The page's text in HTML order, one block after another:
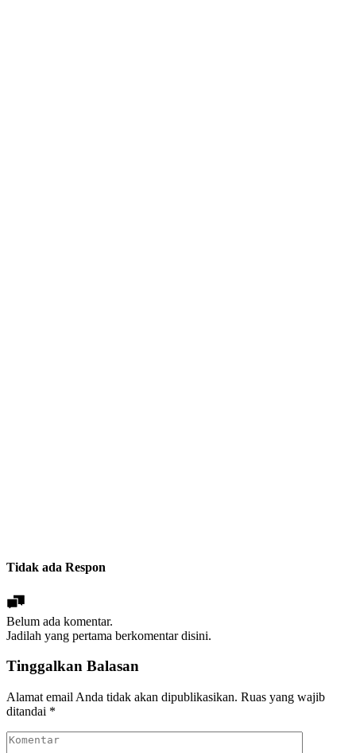
Tidak ada Respon
Belum ada komentar.
Jadilah yang pertama berkomentar disini.
Tinggalkan Balasan
Alamat email Anda tidak akan dipublikasikan. Ruas yang wajib
ditandai *